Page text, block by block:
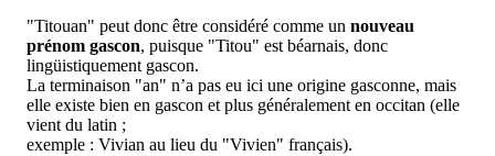
"Titouan" peut donc être considéré comme un nouveau
prénom gascon, puisque "Titou" est béarnais, donc
lingüistiquement gascon.
La terminaison "an" n’a pas eu ici une origine gasconne, mais
elle existe bien en gascon et plus généralement en occitan (elle
vient du latin ;
exemple : Vivian au lieu du "Vivien" français).